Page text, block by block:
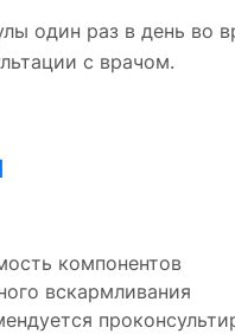
один раз в день
с врачом.
компонентов
вскармливания